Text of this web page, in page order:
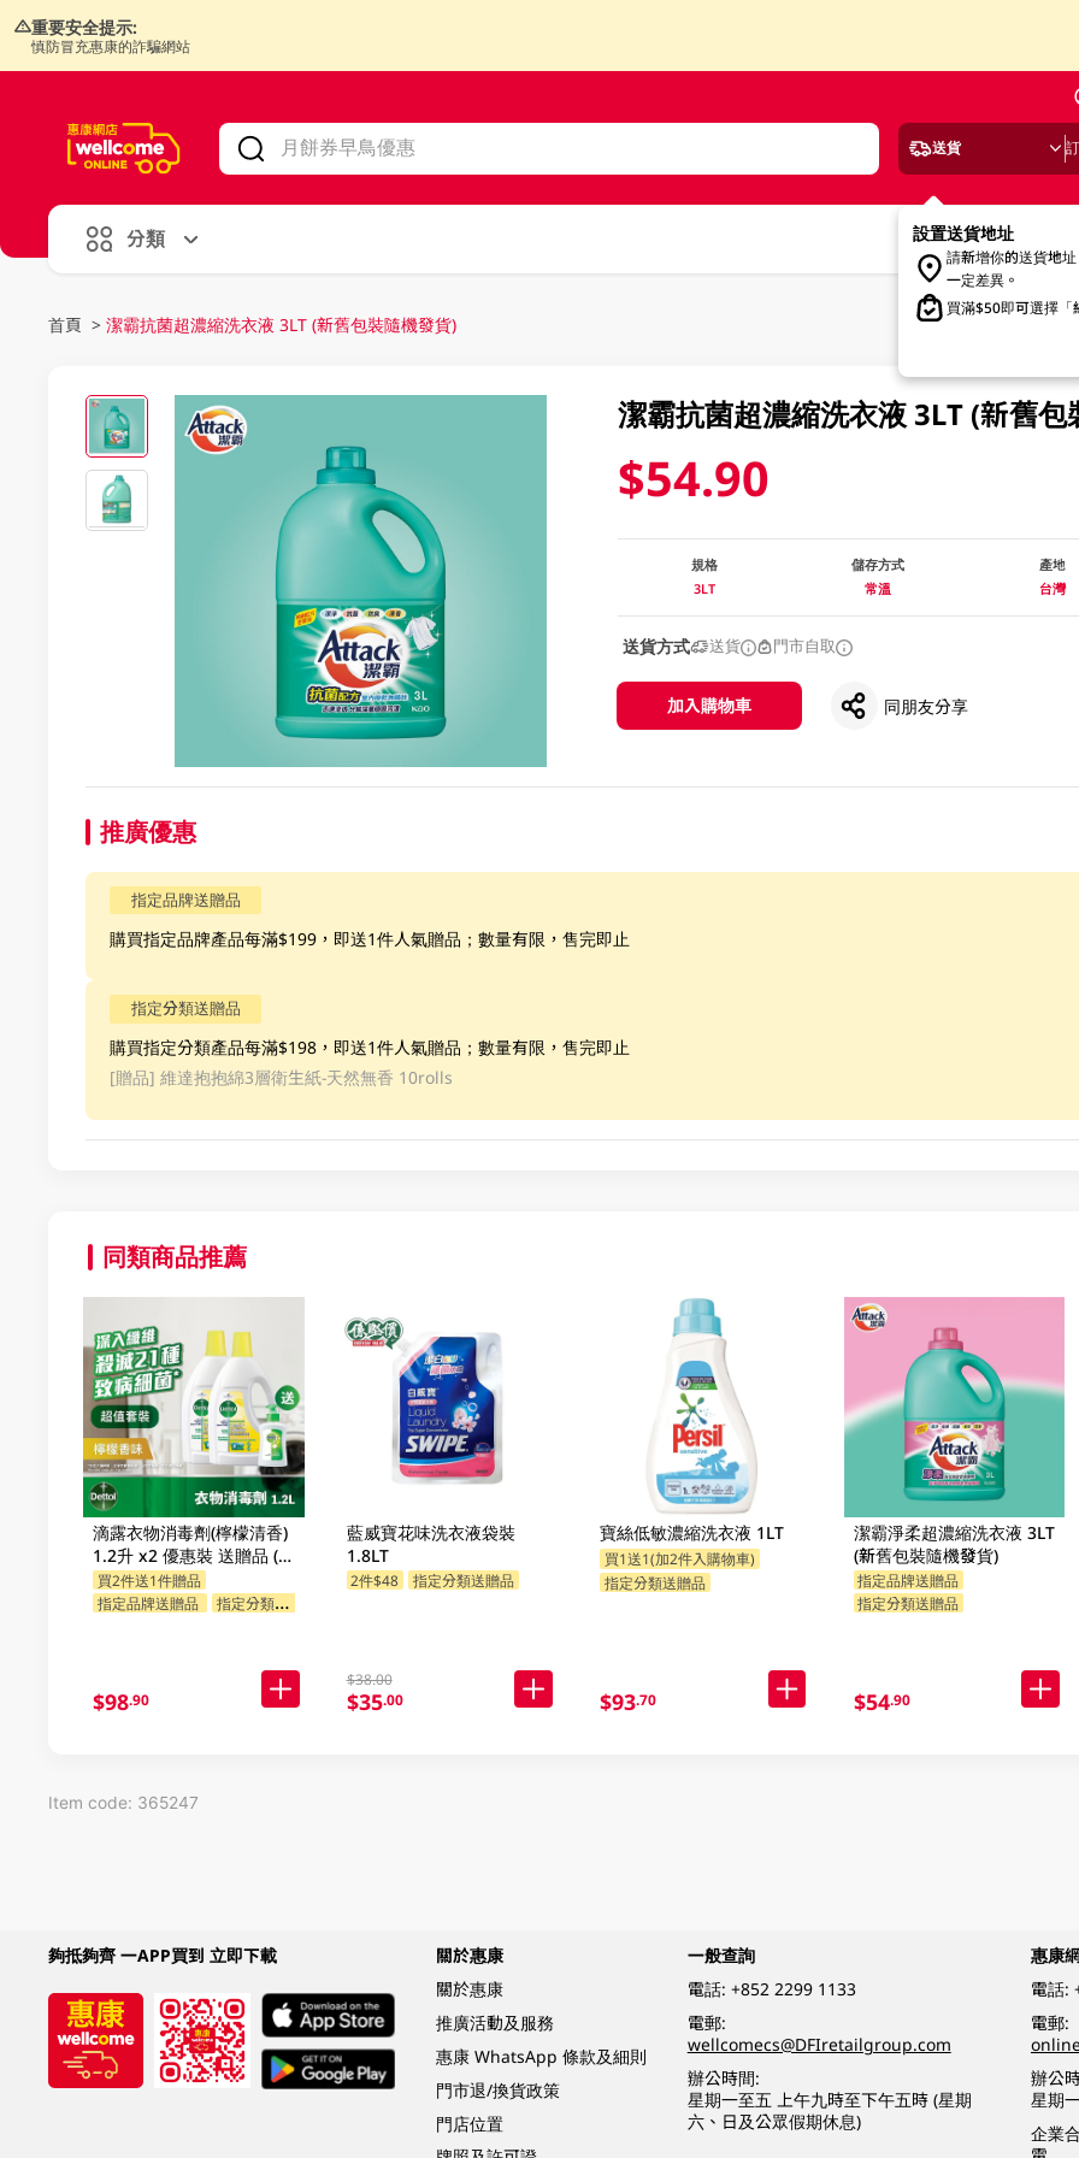
重要安全提示:
慎防冒充惠康的詐騙網站
送貨
設置送貨地址
請新增你的送貨地
一定差異。
買滿$50即可選擇「
分類
首頁 > 潔霸抗菌超濃縮洗衣液 3LT (新舊包裝隨機發貨)
潔霸抗菌超濃縮洗衣液 3LT (新舊包
$54.90
規格
3LT
儲存方式
常溫
產地
台灣
送貨方式 送貨 門市自取
加入購物車 同朋友分享
推廣優惠
指定品牌送贈品
購買指定品牌產品每滿$199，即送1件人氣贈品；數量有限，售完即止
指定分類送贈品
購買指定分類產品每滿$198，即送1件人氣贈品；數量有限，售完即止
[贈品] 維達抱抱綿3層衛生紙-天然無香 10rolls
同類商品推薦
滴露衣物消毒劑(檸檬清香)
1.2升 x2 優惠裝 送贈品 (贈
品隨機發送)
買2件送1件贈品
指定品牌送贈品
指定分類送贈品
$98.90
藍威寶花味洗衣液袋裝
1.8LT
2件$48 指定分類送贈品
$38.00
$35.00
寶絲低敏濃縮洗衣液 1LT
買1送1(加2件入購物車)
指定分類送贈品
$93.70
潔霸淨柔超濃縮洗衣液 3LT
(新舊包裝隨機發貨)
指定品牌送贈品
指定分類送贈品
$54.90
Item code: 365247
夠抵夠齊 一APP買到 立即下載
關於惠康
關於惠康
推廣活動及服務
惠康 WhatsApp 條款及細則
門市退/換貨政策
門店位置
一般查詢
電話: +852 2299 1133
電郵:
wellcomecs@DFIretailgroup.com
辦公時間:
星期一至五 上午九時至下午五時 (星期
六、日及公眾假期休息)
惠康
電話:
電郵:
辦公
星期
企業